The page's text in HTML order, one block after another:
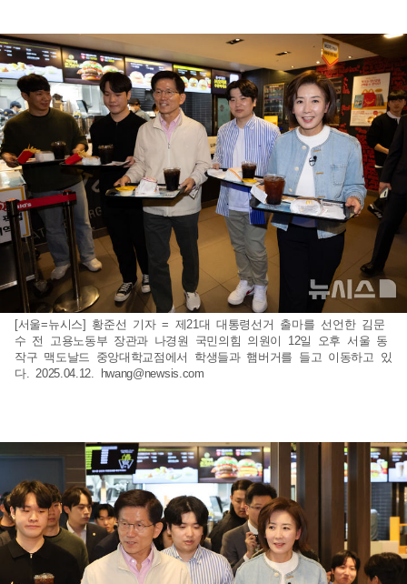
[서울=뉴시스] 황준선 기자 = 제21대 대통령선거 출마를 선언한 김문
수 전 고용노동부 장관과 나경원 국민의힘 의원이 12일 오후 서울 동
작구 맥도날드 중앙대학교점에서 학생들과 햄버거를 들고 이동하고 있
다. 2025.04.12. hwang@newsis.com